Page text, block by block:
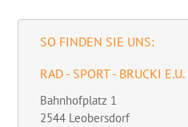
SO FINDEN SIE UNS:
RAD - SPORT - BRUCKI E.U.
Bahnhofplatz 1
2544 Leobersdorf